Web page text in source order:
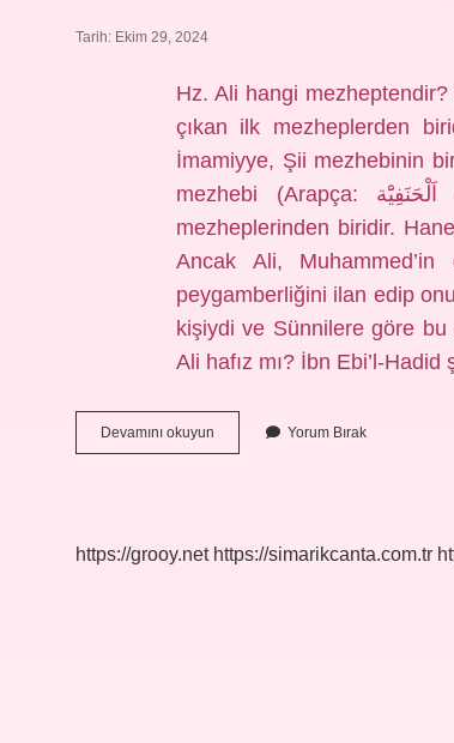
Tarih: Ekim 29, 2024
Hz. Ali hangi
çıkan ilk mezheplerden
İmamiyye, Şii mezhebinin
mezhebi (Arapça: اَلْحَنَفِيَْة veya اَلْمَذْهَبُ الْحَنَفِيُ), İslam dininin Sünni (fıkıh)
mezheplerinden biridir.
Ancak Ali,
peygamberliğini ilan edip
kişiydi ve Sünnilere göre
Ali hafız mı? İbn Ebi’l-
Devamını okuyun
Ali
Yorum Bırak
https://grooy.net https://simarikcanta.com.tr